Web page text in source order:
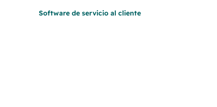
Software de servicio al cliente